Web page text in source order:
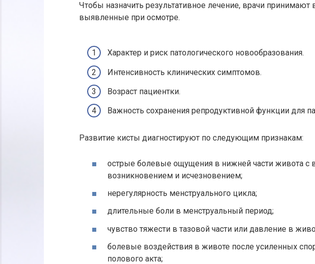
Чтобы назначить результативное лечение, врачи
выявленные при осмотре.
Характер и риск патологического новообразования.
Интенсивность клинических симптомов.
Возраст пациентки.
Важность сохранения репродуктивной функции для
Развитие кисты диагностируют по следующим признакам:
острые болевые ощущения в нижней части живота с
возникновением и исчезновением;
нерегулярность менструального цикла;
длительные боли в менструальный период;
чувство тяжести в тазовой части или давление в
болевые воздействия в животе после усиленных
полового акта;